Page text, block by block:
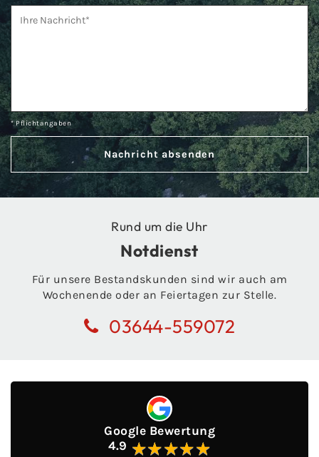
* Pflichtangaben
Rund um die Uhr
Notdienst
Für unsere Bestandskunden sind wir auch am
Wochenende oder an Feiertagen zur Stelle.
03644-559072
Goog­le Be­wer­tung
4.9 ★★★★★
★★★★★